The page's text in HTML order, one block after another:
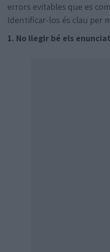
errors evitables que es
Identificar-los és clau per
1. No llegir bé els